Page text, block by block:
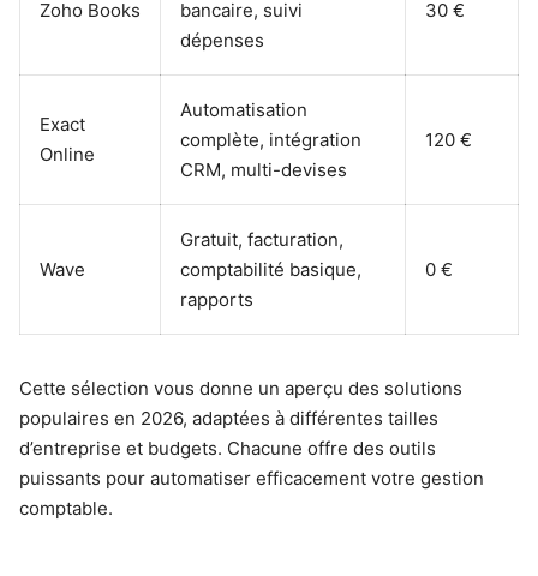
Zoho Books
bancaire, suivi
dépenses
30 €
Exact
Online
Automatisation
complète, intégration
CRM, multi-devises
120 €
Wave
Gratuit, facturation,
comptabilité basique,
rapports
0 €
Cette sélection vous donne un aperçu des solutions
populaires en 2026, adaptées à différentes tailles
d’entreprise et budgets. Chacune offre des outils
puissants pour automatiser efficacement votre gestion
comptable.